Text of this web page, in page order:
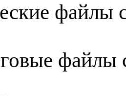
файлы
файлы